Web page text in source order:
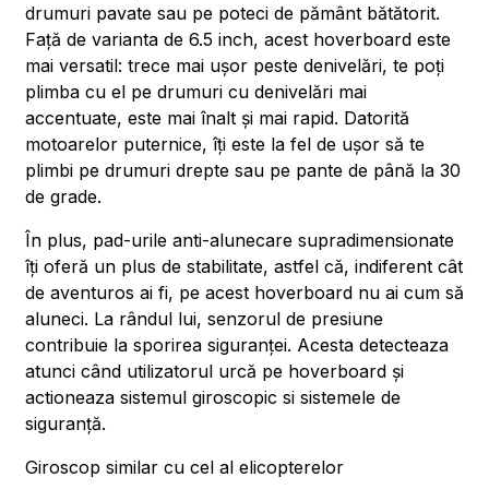
drumuri pavate sau pe poteci de pământ bătătorit.
Față de varianta de 6.5 inch, acest hoverboard este
mai versatil: trece mai ușor peste denivelări, te poți
plimba cu el pe drumuri cu denivelări mai
accentuate, este mai înalt și mai rapid. Datorită
motoarelor puternice, îți este la fel de ușor să te
plimbi pe drumuri drepte sau pe pante de până la 30
de grade.
În plus, pad-urile anti-alunecare supradimensionate
îți oferă un plus de stabilitate, astfel că, indiferent cât
de aventuros ai fi, pe acest hoverboard nu ai cum să
aluneci. La rândul lui, senzorul de presiune
contribuie la sporirea siguranței. Acesta detecteaza
atunci când utilizatorul urcă pe hoverboard și
actioneaza sistemul giroscopic si sistemele de
siguranță.
Giroscop similar cu cel al elicopterelor